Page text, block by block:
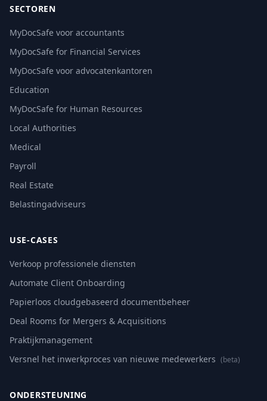
SECTOREN
MyDocSafe voor accountants
MyDocSafe for Financial Services
MyDocSafe voor advocatenkantoren
Education
MyDocSafe for Human Resources
Local Authorities
Medical
Payroll
Real Estate
Belastingadviseurs
USE-CASES
Verkoop professionele diensten
Automate Client Onboarding
Papierloos cloudgebaseerd documentbeheer
Deal Rooms for Mergers & Acquisitions
Praktijkmanagement
Versnel het inwerkproces van nieuwe medewerkers (beta)
ONDERSTEUNING